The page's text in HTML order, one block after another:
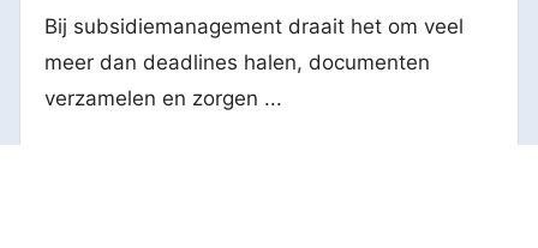
Bij subsidiemanagement draait het om veel
meer dan deadlines halen, documenten
verzamelen en zorgen ...